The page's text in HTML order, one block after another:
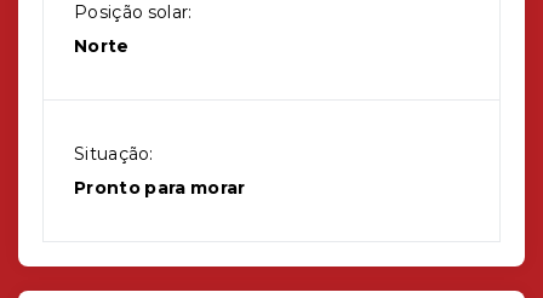
Posição solar:
Norte
Situação:
Pronto para morar